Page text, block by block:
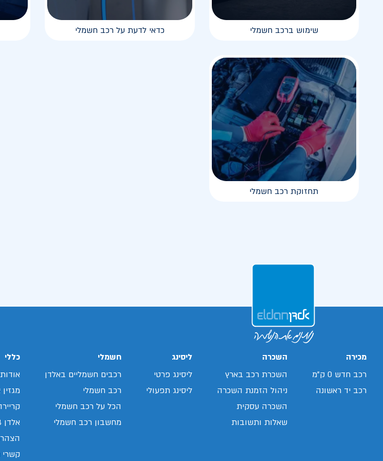
שימוש ברכב חשמלי כדאי לדעת על רכב חשמלי
תחזוקת רכב חשמלי
מכירה
רכב חדש 0 ק"מ
רכב יד ראשונה
השכרה
השכרת רכב בארץ
ניהול הזמנת השכרה
השכרה עסקית
שאלות ותשובות
ליסינג
ליסינג פרטי
ליסינג תפעולי
חשמלי
רכבים חשמליים באלדן
רכב חשמלי
הכל על רכב חשמלי
מחשבון רכב חשמלי
כללי
אודות
אלדן B2B
קשרי